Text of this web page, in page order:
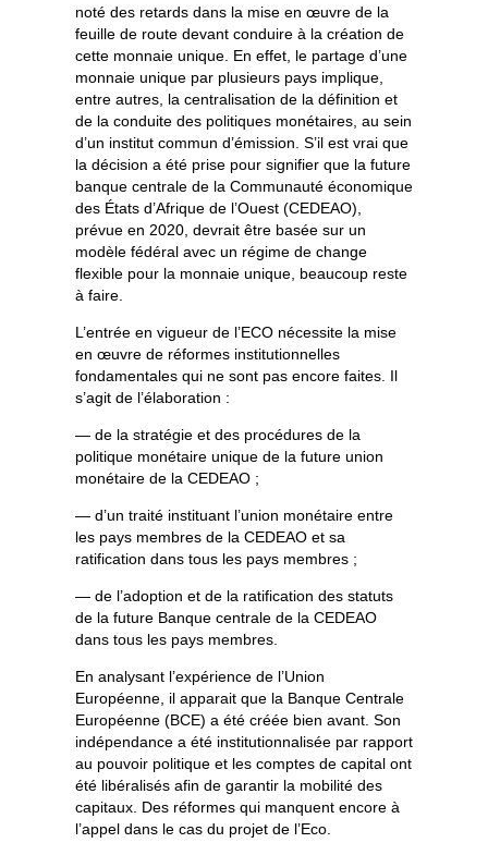
noté des retards dans la mise en œuvre de la
feuille de route devant conduire à la création de
cette monnaie unique. En effet, le partage d’une
monnaie unique par plusieurs pays implique,
entre autres, la centralisation de la définition et
de la conduite des politiques monétaires, au sein
d’un institut commun d’émission. S’il est vrai que
la décision a été prise pour signifier que la future
banque centrale de la Communauté économique
des États d’Afrique de l’Ouest (CEDEAO),
prévue en 2020, devrait être basée sur un
modèle fédéral avec un régime de change
flexible pour la monnaie unique, beaucoup reste
à faire.
L’entrée en vigueur de l’ECO nécessite la mise
en œuvre de réformes institutionnelles
fondamentales qui ne sont pas encore faites. Il
s’agit de l’élaboration :
— de la stratégie et des procédures de la
politique monétaire unique de la future union
monétaire de la CEDEAO ;
— d’un traité instituant l’union monétaire entre
les pays membres de la CEDEAO et sa
ratification dans tous les pays membres ;
— de l’adoption et de la ratification des statuts
de la future Banque centrale de la CEDEAO
dans tous les pays membres.
En analysant l’expérience de l’Union
Européenne, il apparait que la Banque Centrale
Européenne (BCE) a été créée bien avant. Son
indépendance a été institutionnalisée par rapport
au pouvoir politique et les comptes de capital ont
été libéralisés afin de garantir la mobilité des
capitaux. Des réformes qui manquent encore à
l’appel dans le cas du projet de l’Eco.